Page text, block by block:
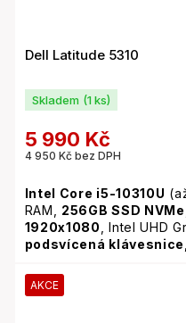
Dell Latitude 5310
Skladem (1 ks)
4 950 Kč bez DPH
5 990 Kč
Intel Core i5-10310U
RAM, 256GB SSD
1920x1080
, Intel UHD
podsvícená klávesnice,
AKCE